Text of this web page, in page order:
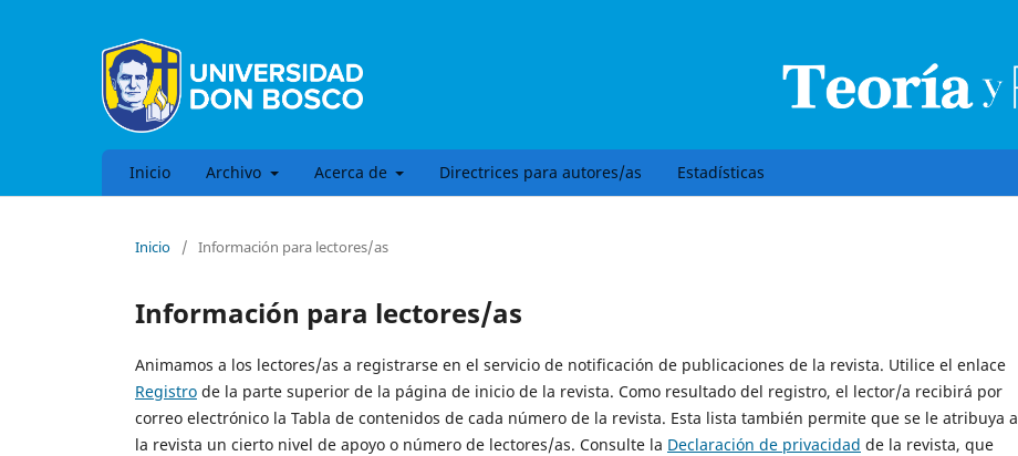
Inicio Archivo Acerca de Directrices para autores/as Estadísticas
Inicio / Información para lectores/as
Información para lectores/as
Animamos a los lectores/as a registrarse en el servicio de notificación de publicaciones de la revista. Utilice el enlace
Registro de la parte superior de la página de inicio de la revista. Como resultado del registro, el lector/a recibirá por
correo electrónico la Tabla de contenidos de cada número de la revista. Esta lista también permite que se le atribuya a
la revista un cierto nivel de apoyo o número de lectores/as. Consulte la Declaración de privacidad de la revista, que